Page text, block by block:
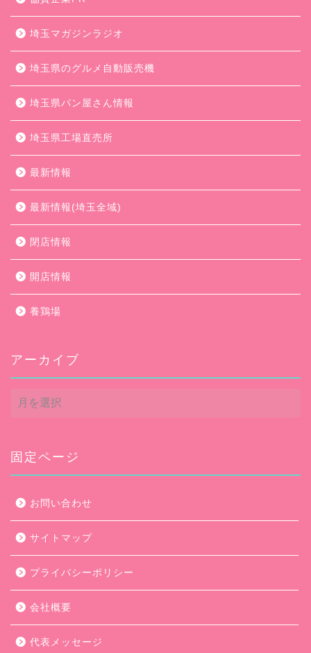
埼玉マガジンラジオ
埼玉県のグルメ自動販売機
埼玉県パン屋さん情報
埼玉県工場直売所
最新情報
最新情報(埼玉全域)
閉店情報
開店情報
養鶏場
アーカイブ
ア
ー
ブ
固定ページ
お問い合わせ
サイトマップ
プライバシーポリシー
会社概要
代表メッセージ